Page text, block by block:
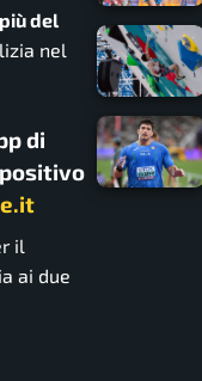
del
nel
di
il
ai due